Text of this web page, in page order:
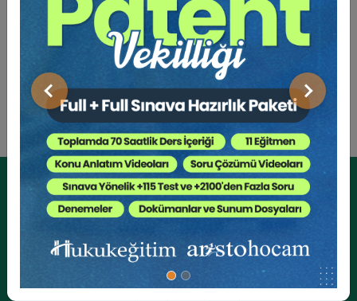
Önceki Sonraki
Sosyal Medya
Kurumsal Üyelikler İçin
Kurumsal Teklif Alın